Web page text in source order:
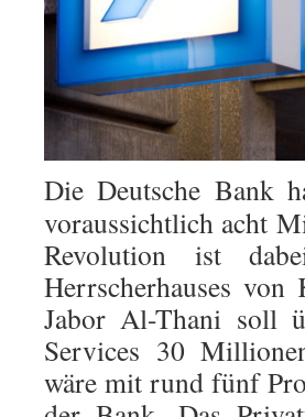
Die Deutsche Bank
voraussichtlich acht
Revolution ist
Herrscherhauses
Jabor Al-Thani soll
Services 30
wäre mit rund fünf